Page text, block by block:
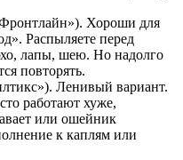
Хороши для
Распыляете перед
лапы, шею. Но надолго
повторять.
Ленивый вариант.
работают хуже,
или ошейник
к каплям или